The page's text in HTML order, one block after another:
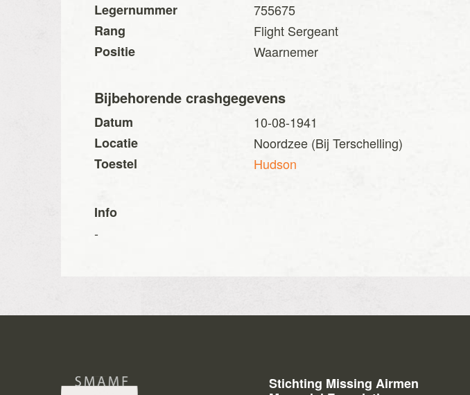
Legernummer
755675
Rang
Flight Sergeant
Positie
Waarnemer
Bijbehorende crashgegevens
Datum
10-08-1941
Locatie
Noordzee (Bij Terschelling)
Toestel
Hudson
Info
-
Stichting Missing Airmen